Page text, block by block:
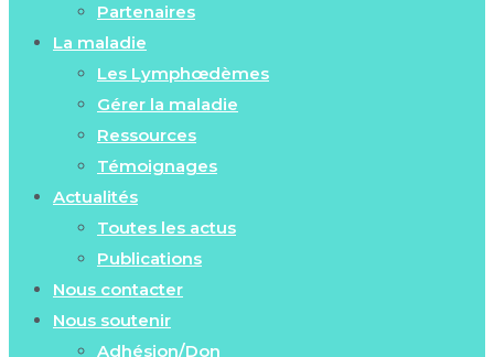
Partenaires
La maladie
Les Lymphœdèmes
Gérer la maladie
Ressources
Témoignages
Actualités
Toutes les actus
Publications
Nous contacter
Nous soutenir
Adhésion/Don